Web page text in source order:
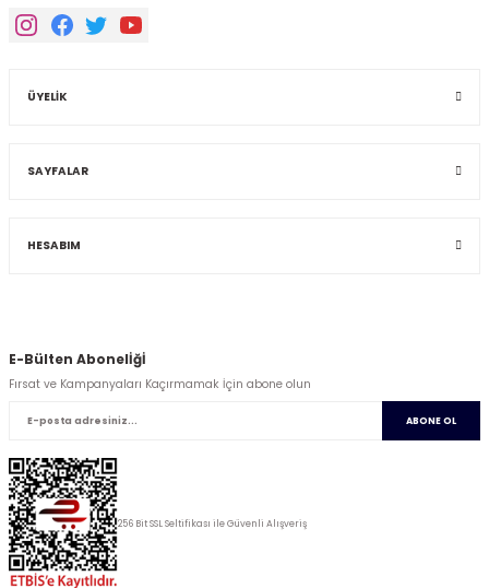
ÜYELİK
SAYFALAR
HESABIM
E-Bülten Abonelİğİ
Fırsat ve Kampanyaları Kaçırmamak İçin abone olun
ABONE OL
256 Bit SSL Seltifikası ile Güvenli Alışveriş